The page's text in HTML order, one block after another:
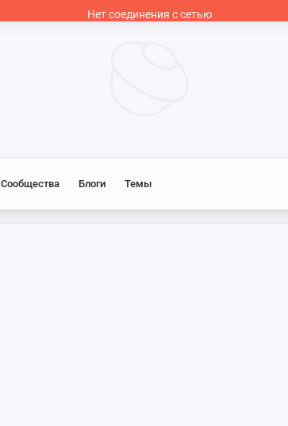
Сообщества Блоги Темы
Нет соединения с сетью